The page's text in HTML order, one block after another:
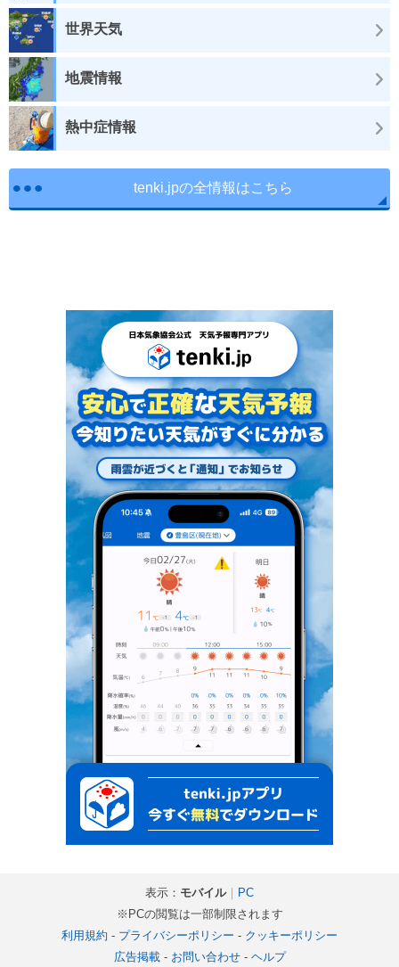
世界天気
地震情報
熱中症情報
tenki.jpの全情報はこちら
表示： モバイル｜ PC
※PCの閲覧は一部制限されます
利用規約 - プライバシーポリシー - クッキーポリシー
広告掲載- お問い合わせ- ヘルプ